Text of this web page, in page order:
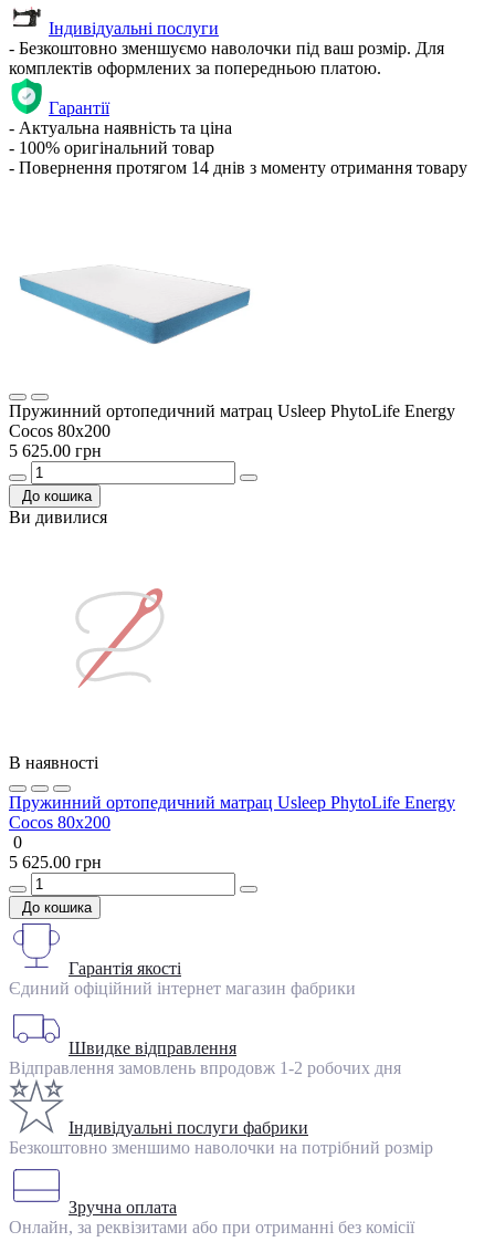
Індивідуальні послуги
- Безкоштовно зменшуємо наволочки під ваш розмір. Для
комплектів оформлених за попередньою платою.
Гарантії
- Актуальна наявність та ціна
- 100% оригінальний товар
- Повернення протягом 14 днів з моменту отримання товару
Пружинний ортопедичний матрац Usleep PhytoLife Energy
Cocos 80х200
5 625.00 грн
До кошика
Ви дивилися
В наявності
Пружинний ортопедичний матрац Usleep PhytoLife Energy
Cocos 80х200
0
5 625.00 грн
До кошика
Гарантія якості
Єдиний офіційний інтернет магазин фабрики
Швидке відправлення
Відправлення замовлень впродовж 1-2 робочих дня
Індивідуальні послуги фабрики
Безкоштовно зменшимо наволочки на потрібний розмір
Зручна оплата
Онлайн, за реквізитами або при отриманні без комісії